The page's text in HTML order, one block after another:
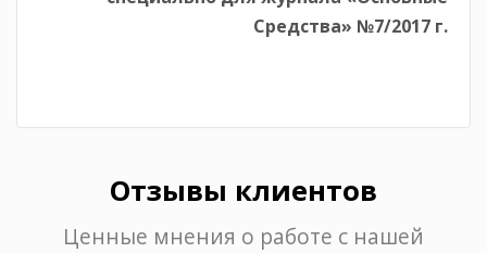
Средства» №7/2017 г.
Отзывы клиентов
Ценные мнения о работе с нашей